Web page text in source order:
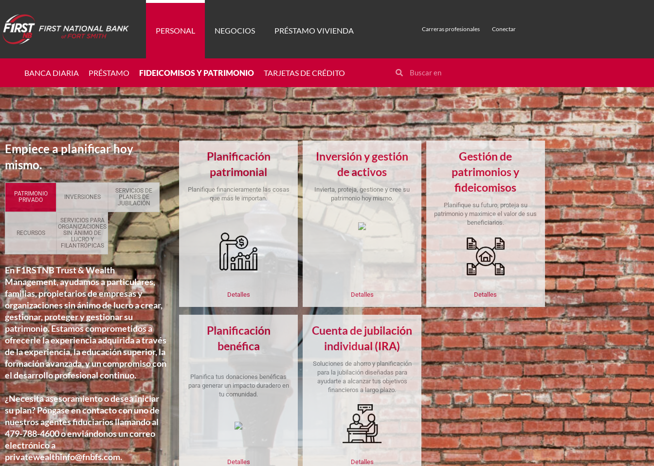
PERSONAL NEGOCIOS PRÉSTAMO VIVIENDA Carreras profesionales Conectar
BANCA DIARIA PRÉSTAMO FIDEICOMISOS Y PATRIMONIO TARJETAS DE CRÉDITO
Empiece a planificar hoy
mismo.
PATRIMONIO
PRIVADO
INVERSIONES
SERVICIOS DE
PLANES DE
JUBILACIÓN
RECURSOS
SERVICIOS PARA
ORGANIZACIONES
SIN ÁNIMO DE
LUCRO Y
FILANTRÓPICAS
En F1RSTNB Trust & Wealth
Management, ayudamos a particulares,
familias, propietarios de empresas y
organizaciones sin ánimo de lucro a crear,
gestionar, proteger y gestionar su
patrimonio. Estamos comprometidos a
ofrecerle la experiencia adquirida a través
de la experiencia, la educación superior, la
formación avanzada, y un compromiso con
el desarrollo profesional continuo.
¿Necesita asesoramiento o desea iniciar
su plan? Póngase en contacto con uno de
nuestros agentes fiduciarios llamando al
479-788-4600 o enviándonos un correo
electrónico a
privatewealthinfo@fnbfs.com.
Planificación
patrimonial
Planifique financieramente las cosas
que más le importan.
Detalles
Inversión y gestión
de activos
Invierta, proteja, gestione y cree su
patrimonio hoy mismo.
Detalles
Gestión de
patrimonios y
fideicomisos
Planifique su futuro, proteja su
patrimonio y maximice el valor de sus
beneficiarios.
Detalles
Planificación
benéfica
Planifica tus donaciones benéficas
para generar un impacto duradero en
tu comunidad.
Detalles
Cuenta de jubilación
individual (IRA)
Soluciones de ahorro y planificación
para la jubilación diseñadas para
ayudarte a alcanzar tus objetivos
financieros a largo plazo.
Detalles